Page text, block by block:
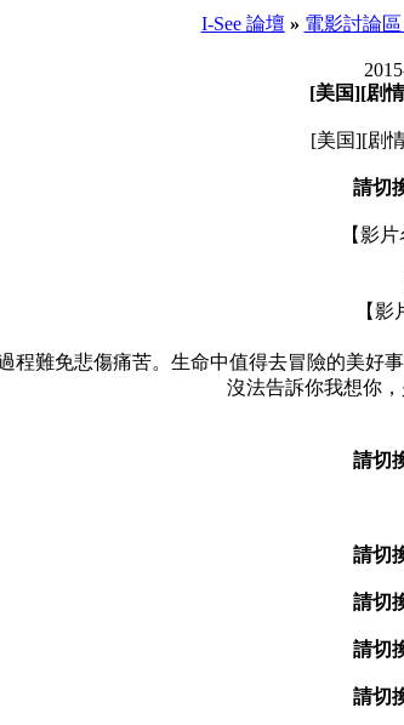
I-See 論壇 » 電影討論區
[美国][剧
[美国][剧
請切
【影
【
程難免悲傷痛苦。生命中值得去冒險的美
沒法告訴你我想你
請切
請切
請切
請切
請切